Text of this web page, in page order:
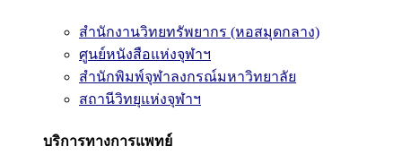
สำนักงานวิทยทรัพยากร (หอสมุดกลาง)
ศูนย์หนังสือแห่งจุฬาฯ
สำนักพิมพ์จุฬาลงกรณ์มหาวิทยาลัย
สถานีวิทยุแห่งจุฬาฯ
บริการทางการแพทย์